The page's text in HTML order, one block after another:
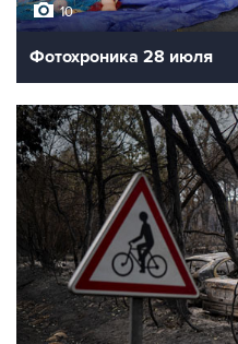
10
Фотохроника 28 июля